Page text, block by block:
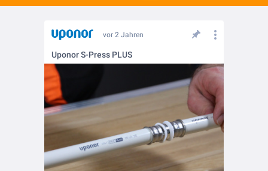
vor 2 Jahren
Uponor S-Press PLUS